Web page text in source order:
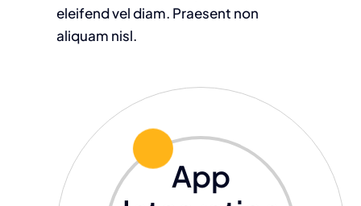
eleifend vel diam. Praesent non
aliquam nisl.
App